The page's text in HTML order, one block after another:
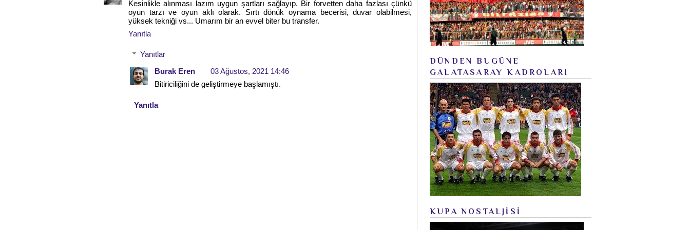
Kesinlikle alınması lazım uygun şartları sağlayıp. Bir forvetten daha fazlası çünkü
oyun tarzı ve oyun aklı olarak. Sırtı dönük oynama becerisi, duvar olabilmesi,
yüksek tekniği vs... Umarım bir an evvel biter bu transfer.
Yanıtla
Yanıtlar
Burak Eren
03 Ağustos, 2021 14:46
Bitiriciliğini de geliştirmeye başlamıştı.
Yanıtla
DÜNDEN BUGÜNE
GALATASARAY KADROLARI
KUPA NOSTALJİSİ